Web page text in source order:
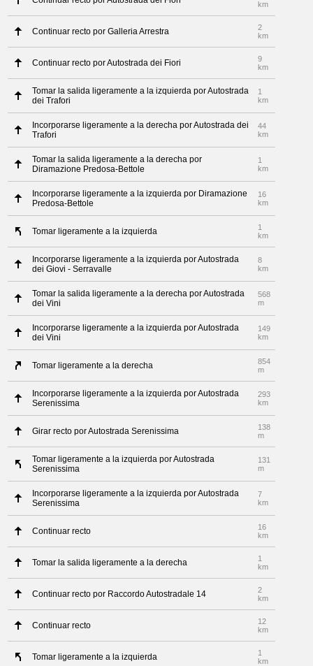
km
Continuar recto por Galleria Arrestra
2
km
Continuar recto por Autostrada dei Fiori
9
km
Tomar la salida ligeramente a la izquierda por Autostrada
dei Trafori
1
km
Incorporarse ligeramente a la derecha por Autostrada dei
Trafori
44
km
Tomar la salida ligeramente a la derecha por
Diramazione Predosa-Bettole
1
km
Incorporarse ligeramente a la izquierda por Diramazione
Predosa-Bettole
16
km
Tomar ligeramente a la izquierda
1
km
Incorporarse ligeramente a la izquierda por Autostrada
dei Giovi - Serravalle
8
km
Tomar la salida ligeramente a la derecha por Autostrada
dei Vini
568
m
Incorporarse ligeramente a la izquierda por Autostrada
dei Vini
149
km
Tomar ligeramente a la derecha
854
m
Incorporarse ligeramente a la izquierda por Autostrada
Serenissima
293
km
Girar recto por Autostrada Serenissima
138
m
Tomar ligeramente a la izquierda por Autostrada
Serenissima
131
m
Incorporarse ligeramente a la izquierda por Autostrada
Serenissima
7
km
Continuar recto
16
km
Tomar la salida ligeramente a la derecha
1
km
Continuar recto por Raccordo Autostradale 14
2
km
Continuar recto
12
km
Tomar ligeramente a la izquierda
1
km